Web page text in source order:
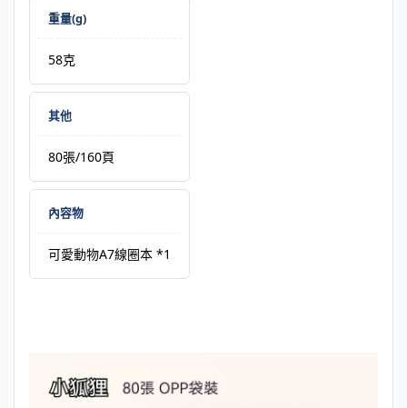
重量(g)
58克
其他
80張/160頁
內容物
可愛動物A7線圈本 *1